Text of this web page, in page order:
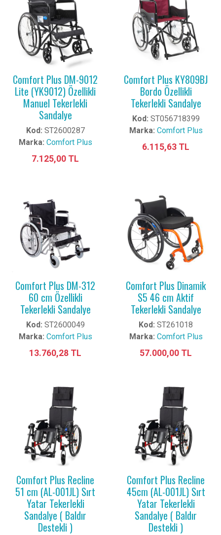
Comfort Plus DM-9012
Lite (YK9012) Özellikli
Manuel Tekerlekli
Sandalye
Kod: ST2600287
Marka: Comfort Plus
7.125,00 TL
Comfort Plus KY809BJ
Bordo Özellikli
Tekerlekli Sandalye
Kod: ST056718399
Marka: Comfort Plus
6.115,63 TL
Comfort Plus DM-312
60 cm Özellikli
Tekerlekli Sandalye
Kod: ST2600049
Marka: Comfort Plus
13.760,28 TL
Comfort Plus Dinamik
S5 46 cm Aktif
Tekerlekli Sandalye
Kod: ST261018
Marka: Comfort Plus
57.000,00 TL
Comfort Plus Recline
51 cm (AL-001JL) Sırt
Yatar Tekerlekli
Sandalye ( Baldır
Destekli )
Comfort Plus Recline
45cm (AL-001JL) Sırt
Yatar Tekerlekli
Sandalye ( Baldır
Destekli )